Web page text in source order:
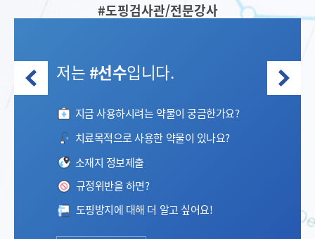
#도핑검사관/전문강사
저는#선수입니다.
지금 사용하시려는 약물이 궁금한가요?
치료목적으로 사용한 약물이 있나요?
소재지 정보제출
규정위반을 하면?
도핑방지에 대해 더 알고 싶어요!